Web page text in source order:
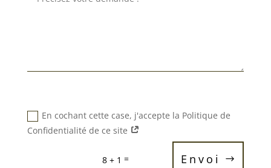
En cochant cette case, j'accepte la Politique de
Confidentialité de ce site
8 + 1 = Envoi